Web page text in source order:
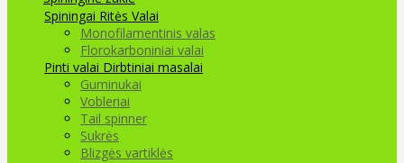
Spiningai Ritės Valai
Monofilamentinis valas
Florokarboniniai valai
Pinti valai Dirbtiniai masalai
Guminukai
Vobleriai
Tail spinner
Sukrės
Blizgės vartiklės